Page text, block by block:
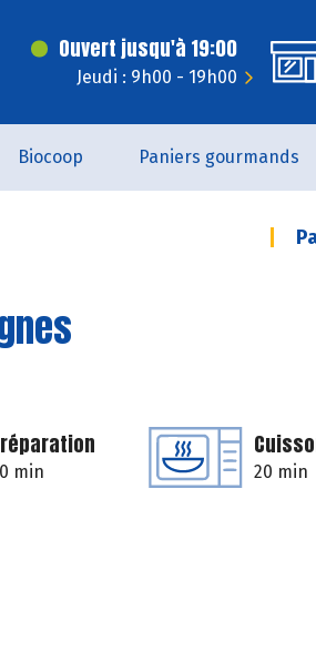
Ouvert jusqu'à 19:00
Jeudi : 9h00 - 19h00
Biocoop Paniers gourmands
min 20 min